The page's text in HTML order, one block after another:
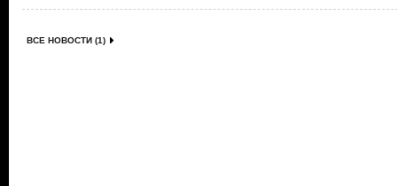
ВСЕ НОВОСТИ (1)